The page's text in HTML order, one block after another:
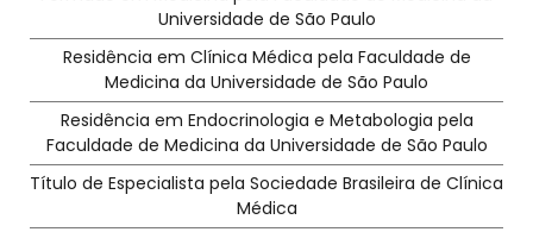
Universidade de São Paulo
Residência em Clínica Médica pela Faculdade de
Medicina da Universidade de São Paulo
Residência em Endocrinologia e Metabologia pela
Faculdade de Medicina da Universidade de São Paulo
Título de Especialista pela Sociedade Brasileira de Clínica
Médica